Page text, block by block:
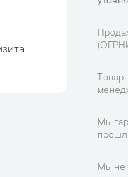
Товар
Мы
Мы не